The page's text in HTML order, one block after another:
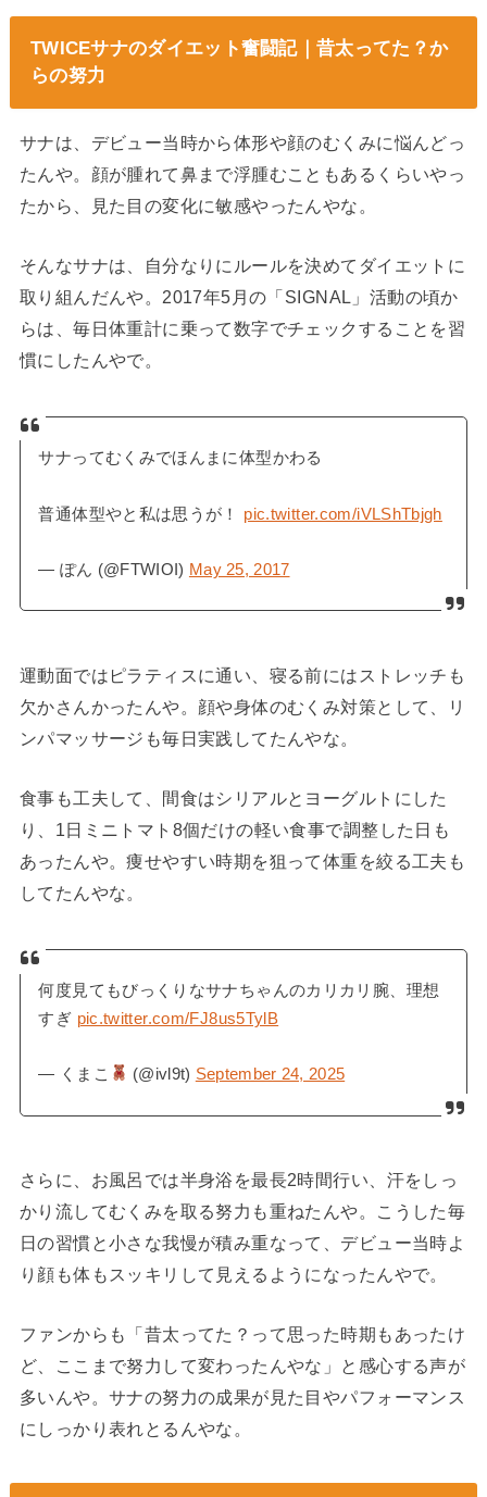
TWICEサナのダイエット奮闘記｜昔太ってた？か
らの努力
サナは、デビュー当時から体形や顔のむくみに悩んどっ
たんや。顔が腫れて鼻まで浮腫むこともあるくらいやっ
たから、見た目の変化に敏感やったんやな。
そんなサナは、自分なりにルールを決めてダイエットに
取り組んだんや。2017年5月の「SIGNAL」活動の頃か
らは、毎日体重計に乗って数字でチェックすることを習
慣にしたんやで。
サナってむくみでほんまに体型かわる
普通体型やと私は思うが！ pic.twitter.com/iVLShTbjgh
— ぽん (@FTWIOI) May 25, 2017
運動面ではピラティスに通い、寝る前にはストレッチも
欠かさんかったんや。顔や身体のむくみ対策として、リ
ンパマッサージも毎日実践してたんやな。
食事も工夫して、間食はシリアルとヨーグルトにした
り、1日ミニトマト8個だけの軽い食事で調整した日も
あったんや。痩せやすい時期を狙って体重を絞る工夫も
してたんやな。
何度見てもびっくりなサナちゃんのカリカリ腕、理想
すぎ pic.twitter.com/FJ8us5TylB
— くまこ (@ivl9t) September 24, 2025
さらに、お風呂では半身浴を最長2時間行い、汗をしっ
かり流してむくみを取る努力も重ねたんや。こうした毎
日の習慣と小さな我慢が積み重なって、デビュー当時よ
り顔も体もスッキリして見えるようになったんやで。
ファンからも「昔太ってた？って思った時期もあったけ
ど、ここまで努力して変わったんやな」と感心する声が
多いんや。サナの努力の成果が見た目やパフォーマンス
にしっかり表れとるんやな。